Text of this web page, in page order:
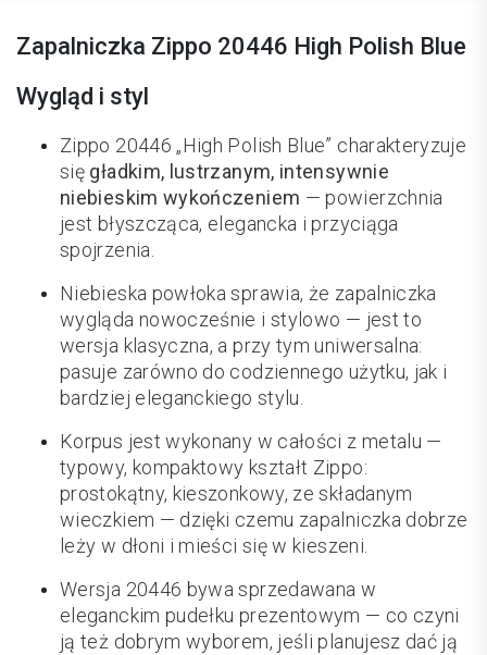
Zapalniczka Zippo 20446 High Polish Blue
Wygląd i styl
Zippo 20446 „High Polish Blue” charakteryzuje
się gładkim, lustrzanym, intensywnie
niebieskim wykończeniem — powierzchnia
jest błyszcząca, elegancka i przyciąga
spojrzenia.
Niebieska powłoka sprawia, że zapalniczka
wygląda nowocześnie i stylowo — jest to
wersja klasyczna, a przy tym uniwersalna:
pasuje zarówno do codziennego użytku, jak i
bardziej eleganckiego stylu.
Korpus jest wykonany w całości z metalu —
typowy, kompaktowy kształt Zippo:
prostokątny, kieszonkowy, ze składanym
wieczkiem — dzięki czemu zapalniczka dobrze
leży w dłoni i mieści się w kieszeni.
Wersja 20446 bywa sprzedawana w
eleganckim pudełku prezentowym — co czyni
ją też dobrym wyborem, jeśli planujesz dać ją